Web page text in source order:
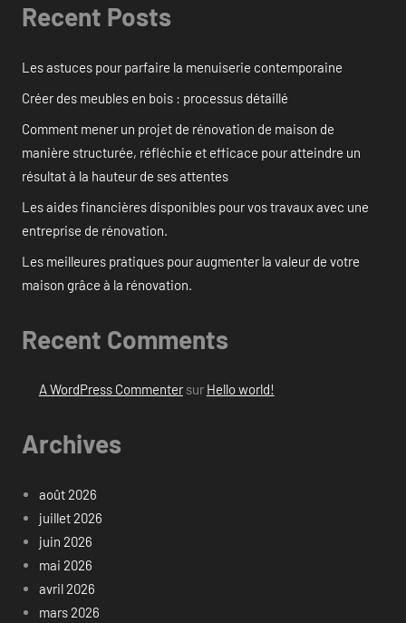
Recent Posts
Les astuces pour parfaire la menuiserie contemporaine
Créer des meubles en bois : processus détaillé
Comment mener un projet de rénovation de maison de
manière structurée, réfléchie et efficace pour atteindre un
résultat à la hauteur de ses attentes
Les aides financières disponibles pour vos travaux avec une
entreprise de rénovation.
Les meilleures pratiques pour augmenter la valeur de votre
maison grâce à la rénovation.
Recent Comments
A WordPress Commentersur Hello world!
Archives
août 2026
juillet 2026
juin 2026
mai 2026
avril 2026
mars 2026